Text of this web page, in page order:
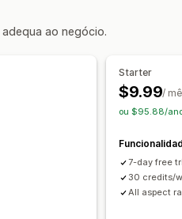
ao negócio.
Starter
$9.99/
ou $95.88/
7-day free
30 credits/
All aspect